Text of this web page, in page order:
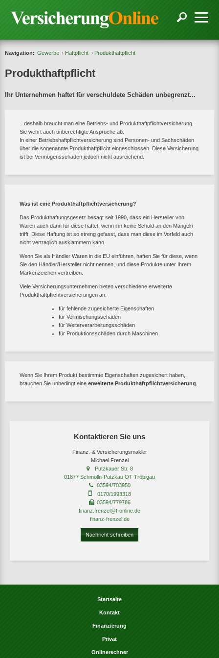
Kontaktieren Sie uns
Finanz.-& Versicherungsmakler
Michael Frenzel
Putzkauer Str. 8
01877 Schmölln-Putzkau OT Tröbigau
03594/703950
0170/1993318
03594/779786
finanz.frenzel@t-online.de
finanz-frenzel.de
Nachricht schreiben
Navigation: Gewerbe Haftpflicht Produkthaftpflicht
Produkthaftpflicht
Ihr Unternehmen haftet für verschuldete Schäden unbegrenzt...
...deshalb braucht man eine Betriebs- und Produkthaftpflichtversicherung.
Sie wehrt auch unberechtigte Ansprüche ab.
In einer Betriebshaftpflichtversicherung sind Personen- und Sachschäden
über die sogenannte Produkthaftpflicht eingeschlossen. Diese Versicherung
ist bei Vermögensschäden jedoch nicht ausreichend.
Was ist eine Produkthaftpflichtversicherung?
Das Produkthaftungsgesetz besagt seit 1990, dass ein Hersteller von
Waren auch dann für diese haftet, wenn ihn keine Schuld an den Mängeln
trifft. Diese Haftung ist so streng gefasst, dass man diese im Vorfeld auch
nicht vertraglich ausklammern kann.
Wenn Sie als Händler Waren in die EU einführen, haften Sie für diese, wenn
Sie den Händler/Hersteller nicht nennen, und diese Produkte unter Ihrem
Markenzeichen vertreiben.
Viele Versicherungsunternehmen bieten verschiedene erweiterte
Produkthaftpflichtversicherungen an:
für fehlende zugesicherte Eigenschaften
für Vermischungsschäden
für Weiterverarbeitungsschäden
für Produktionsschäden durch Maschinen
Wenn Sie Ihrem Produkt bestimmte Eigenschaften zugesichert haben,
brauchen Sie unbedingt eine erweiterte Produkthaftpflichtversicherung
Startseite
Kontakt
Finanzierung
Privat
Onlinerechner